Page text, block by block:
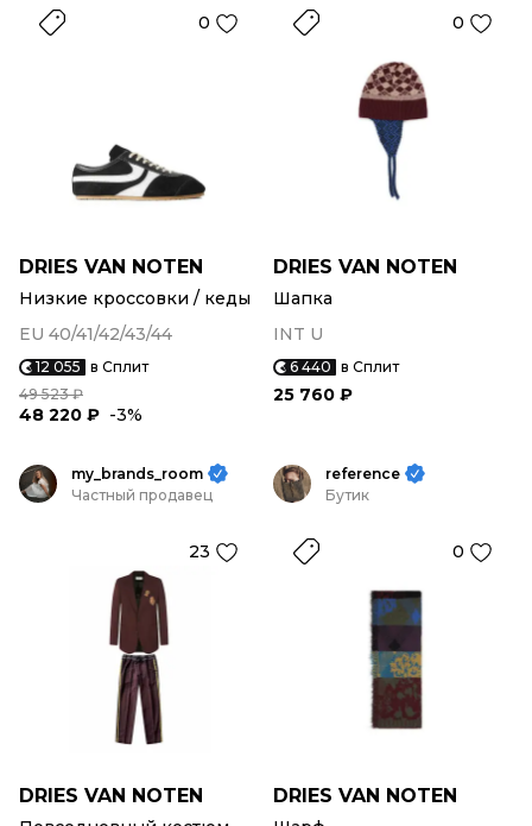
0
DRIES VAN NOTEN
Низкие кроссовки / кеды
EU 40/41/42/43/44
12 055 в Сплит
49 523 ₽
48 220 ₽ -3%
0
DRIES VAN NOTEN
Шапка
INT U
6 440 в Сплит
25 760 ₽
my_brands_room
Частный продавец
23
DRIES VAN NOTEN
reference
Бутик
0
DRIES VAN NOTEN